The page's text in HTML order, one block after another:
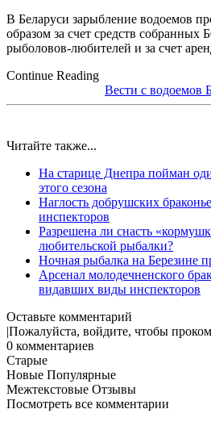
В Беларуси зарыбление водоемов
образом за счет средств собранных
рыболовов-любителей и за счет
Continue Reading
Вести с водоемов
Читайте также...
На старице Днепра пойман
этого сезона
Наглость добрушских
инспекторов
Разрешена ли снасть
любительской рыбалки?
Ночная рыбалка на Березине
Арсенал молодечненского
видавших виды инспекторов
Оставьте комментарий
Пожалуйста, войдите, чтобы
0 комментариев
Старые
Новые Популярные
Межтекстовые Отзывы
Посмотреть все комментарии